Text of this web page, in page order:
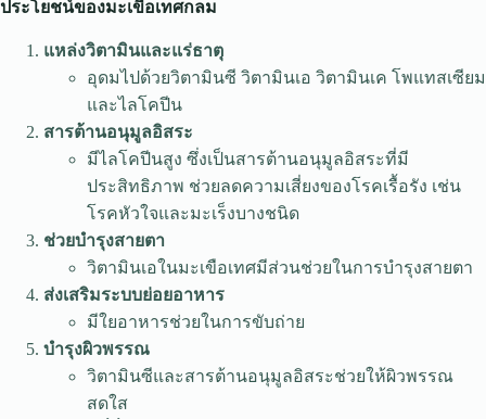
ประโยชน์ของมะเขือเทศกลม
แหล่งวิตามินและแร่ธาตุ
อุดมไปด้วยวิตามินซี วิตามินเอ วิตามินเค โพแทสเซียม
และไลโคปีน
สารต้านอนุมูลอิสระ
มีไลโคปีนสูง ซึ่งเป็นสารต้านอนุมูลอิสระที่มี
ประสิทธิภาพ ช่วยลดความเสี่ยงของโรคเรื้อรัง เช่น
โรคหัวใจและมะเร็งบางชนิด
ช่วยบำรุงสายตา
วิตามินเอในมะเขือเทศมีส่วนช่วยในการบำรุงสายตา
ส่งเสริมระบบย่อยอาหาร
มีใยอาหารช่วยในการขับถ่าย
บำรุงผิวพรรณ
วิตามินซีและสารต้านอนุมูลอิสระช่วยให้ผิวพรรณ
สดใส